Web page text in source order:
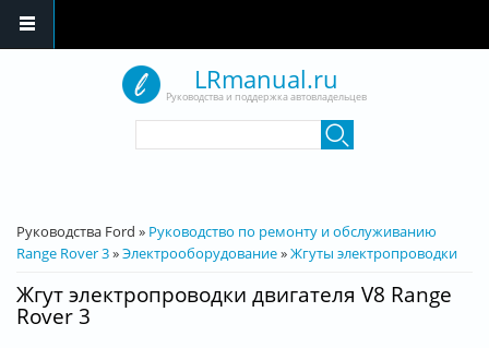
LRmanual.ru
Руководства и поддержка автовладельцев
Вы здесь
Руководства Ford » Руководство по ремонту и обслуживанию
Range Rover 3»Электрооборудование»Жгуты электропроводки
Жгут электропроводки двигателя V8 Range
Rover 3